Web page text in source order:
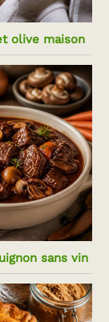
olive maison
sans vin